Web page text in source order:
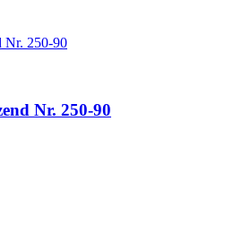
Nr. 250-90